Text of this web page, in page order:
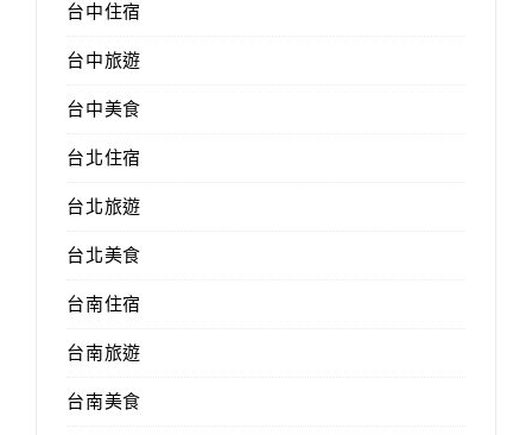
台中住宿
台中旅遊
台中美食
台北住宿
台北旅遊
台北美食
台南住宿
台南旅遊
台南美食